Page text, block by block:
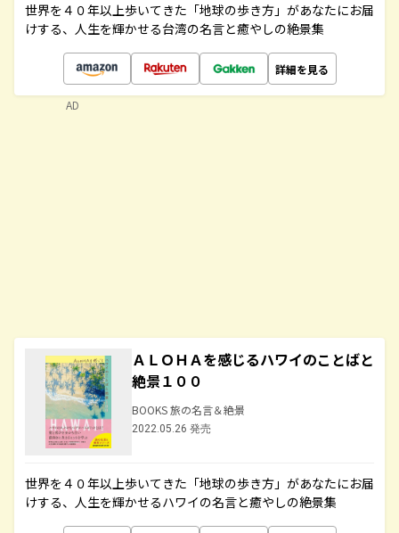
世界を４０年以上歩いてきた「地球の歩き方」があなたにお届
けする、人生を輝かせる台湾の名言と癒やしの絶景集
詳細を見る
ＡＬＯＨＡを感じるハワイのことばと
絶景１００
BOOKS 旅の名言＆絶景
2022.05.26 発売
世界を４０年以上歩いてきた「地球の歩き方」があなたにお届
けする、人生を輝かせるハワイの名言と癒やしの絶景集
AD